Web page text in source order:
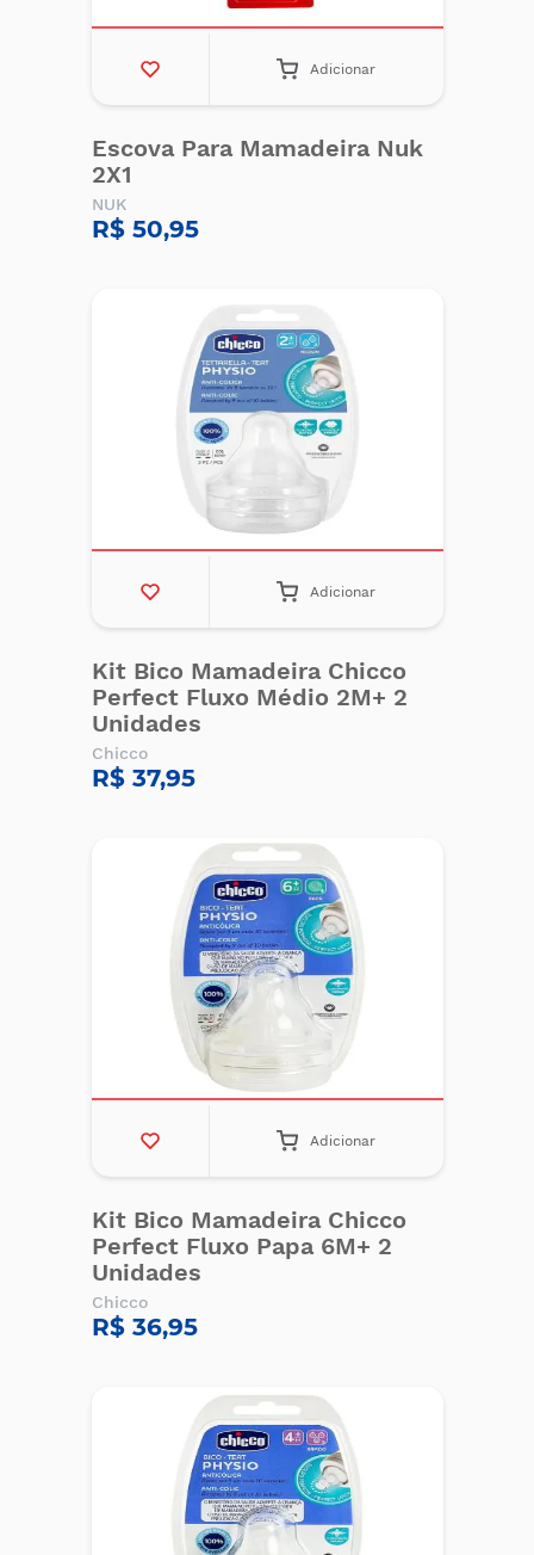
Adicionar
Escova Para Mamadeira Nuk
2X1
NUK
R$ 50,95
Adicionar
Kit Bico Mamadeira Chicco
Perfect Fluxo Médio 2M+ 2
Unidades
Chicco
R$ 37,95
Adicionar
Kit Bico Mamadeira Chicco
Perfect Fluxo Papa 6M+ 2
Unidades
Chicco
R$ 36,95